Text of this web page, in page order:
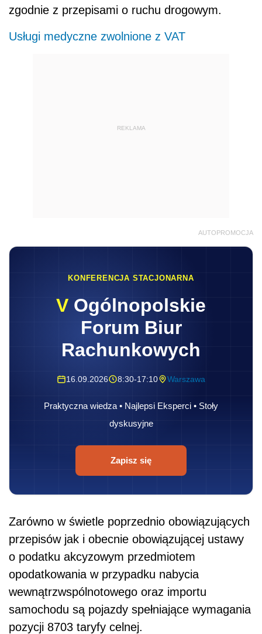
zgodnie z przepisami o ruchu drogowym.
Usługi medyczne zwolnione z VAT
REKLAMA
AUTOPROMOCJA
KONFERENCJA STACJONARNA
V Ogólnopolskie
Forum Biur
Rachunkowych
16.09.2026 8:30-17:10 Warszawa
Praktyczna wiedza • Najlepsi Eksperci • Stoły
dyskusyjne
Zapisz się
Zarówno w świetle poprzednio obowiązujących
przepisów jak i obecnie obowiązującej ustawy
o podatku akcyzowym przedmiotem
opodatkowania w przypadku nabycia
wewnątrzwspólnotowego oraz importu
samochodu są pojazdy spełniające wymagania
pozycji 8703 taryfy celnej.